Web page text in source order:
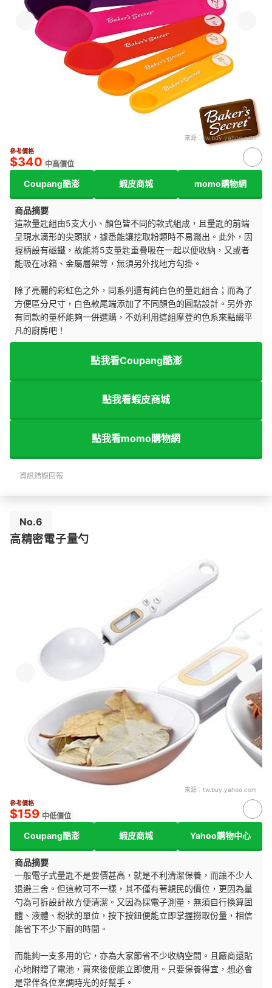
來源： tw.buy.yahoo.com
參考價格
$340 中高價位
Coupang酷澎 蝦皮商城 momo購物網
商品摘要
這款量匙組由5支大小、顏色皆不同的款式組成，且量匙的前端
呈現水滴形的尖頭狀，據悉能讓挖取粉類時不易濺出。此外，因
握柄設有磁鐵，故能將5支量匙重疊吸在一起以便收納，又或者
能吸在冰箱、金屬層架等，無須另外找地方勾掛。
除了亮麗的彩虹色之外，同系列還有純白色的量匙組合；而為了
方便區分尺寸，白色款尾端添加了不同顏色的圓點設計。另外亦
有同款的量杯能夠一併選購，不妨利用這組摩登的色系來點綴平
凡的廚房吧！
點我看Coupang酷澎
點我看蝦皮商城
點我看momo購物網
資訊錯誤回報
No.6
高精密電子量勺
來源： tw.buy.yahoo.com
參考價格
$159 中低價位
Coupang酷澎 蝦皮商城 Yahoo購物中心
商品摘要
一般電子式量匙不是要價甚高，就是不利清潔保養，而讓不少人
退避三舍。但這款可不一樣，其不僅有著親民的價位，更因為量
勺為可拆設計故方便清潔。又因為採電子測量，無須自行換算固
體、液體、粉狀的單位，按下按鈕便能立即掌握撈取份量，相信
能省下不少下廚的時間。
而能夠一支多用的它，亦為大家節省不少收納空間。且廠商還貼
心地附贈了電池，買來後便能立即使用。只要保養得宜，想必會
是常伴各位烹調時光的好幫手。